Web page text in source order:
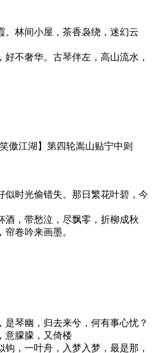
。林间小屋，茶香袅绕，迷幻云
不奢华。古琴伴左，高山流水，
傲江湖】第四轮嵩山贴宁中则
似时光偷错失。那日繁花叶碧，今
酒，带愁泣，尽飘零，折柳成秋
卷吟来画墨。
是琴幽，归去来兮，何有事心忧？
意朦朦，又倚楼
，一叶舟，入梦入梦，最是那，